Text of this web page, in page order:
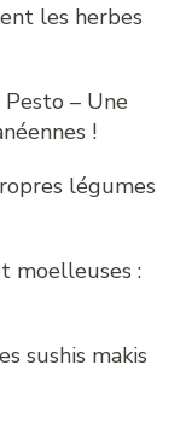
les herbes
– Une
!
légumes
moelleuses :
sushis makis